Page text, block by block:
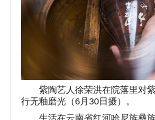
紫陶艺人徐荣洪在院落里对
行无釉磨光（6月30日摄）。
生活在云南省红河哈尼族彝族